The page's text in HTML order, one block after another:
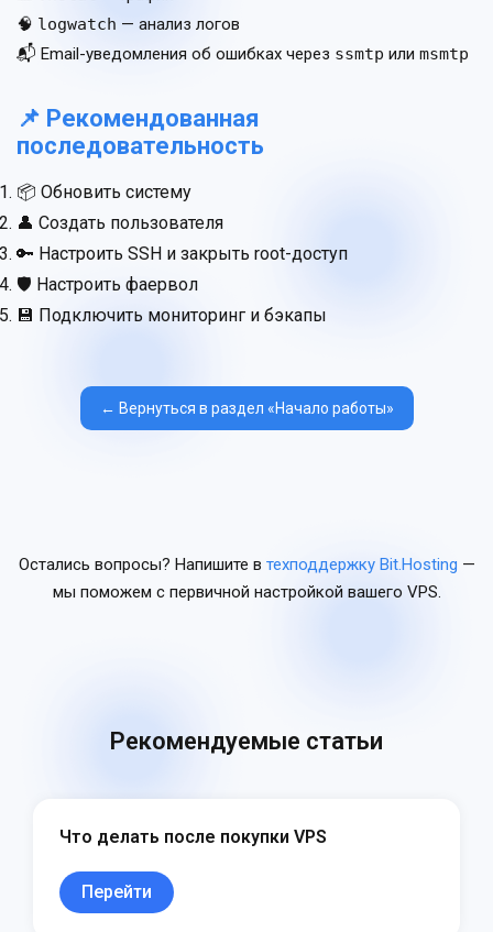
🧠 logwatch — анализ логов
📬 Email-уведомления об ошибках через ssmtp или msmtp
📌 Рекомендованная
последовательность
📦 Обновить систему
👤 Создать пользователя
🔑 Настроить SSH и закрыть root-доступ
🛡 Настроить фаервол
💾 Подключить мониторинг и бэкапы
← Вернуться в раздел «Начало работы»
Остались вопросы? Напишите в техподдержку Bit.Hosting —
мы поможем с первичной настройкой вашего VPS.
Рекомендуемые статьи
Что делать после покупки VPS
Перейти